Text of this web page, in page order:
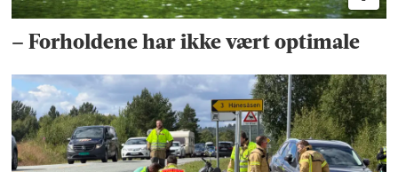
– Forholdene har ikke vært optimale